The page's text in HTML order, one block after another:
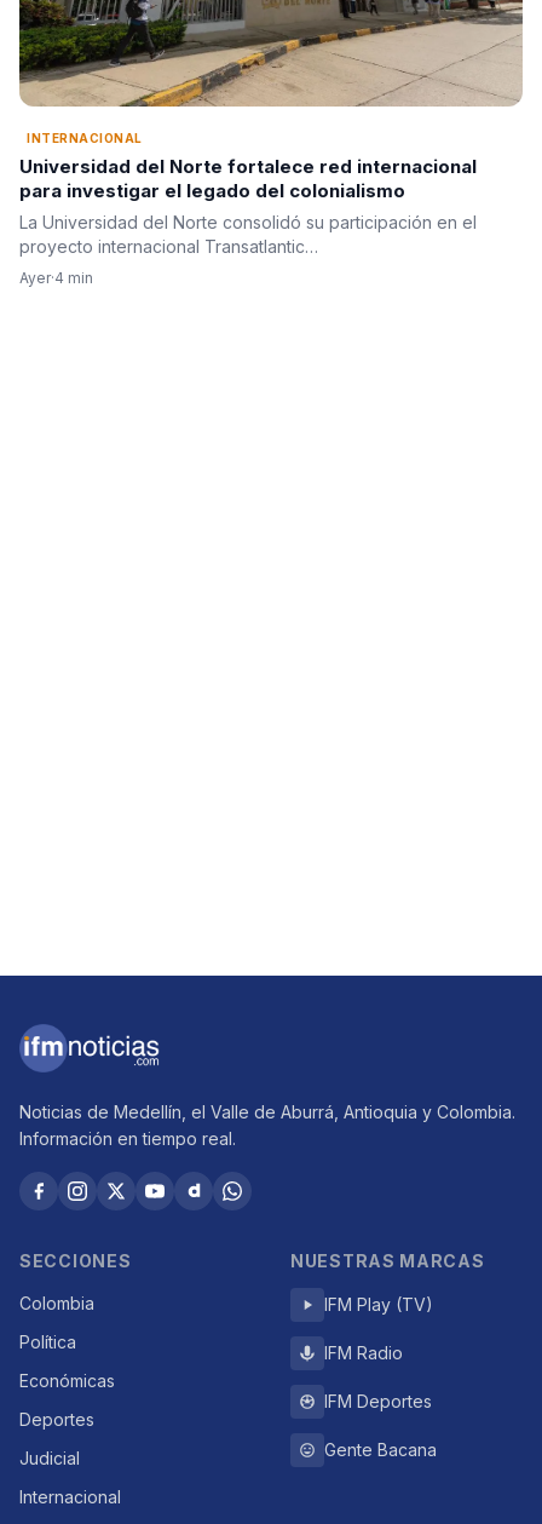
INTERNACIONAL
Universidad del Norte fortalece red internacional
para investigar el legado del colonialismo
La Universidad del Norte consolidó su participación en el
proyecto internacional Transatlantic…
Ayer·4 min
Noticias de Medellín, el Valle de Aburrá, Antioquia y Colombia.
Información en tiempo real.
SECCIONES
Colombia
Política
Económicas
Deportes
Judicial
Internacional
NUESTRAS MARCAS
IFM Play (TV)
IFM Radio
IFM Deportes
Gente Bacana